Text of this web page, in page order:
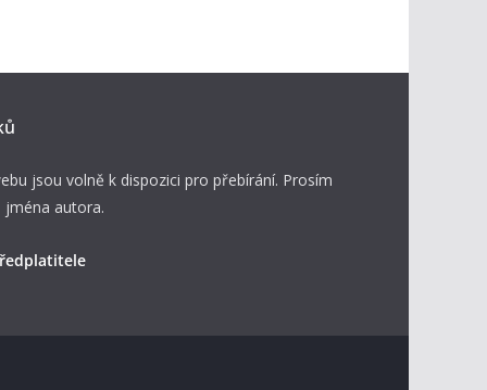
jsou volně k dispozici pro přebírání. Prosím
autora.